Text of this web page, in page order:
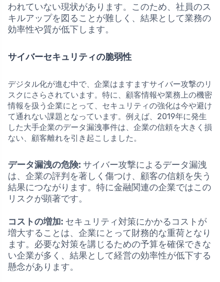
われていない現状があります。このため、社員のス
キルアップを図ることが難しく、結果として業務の
効率性や質が低下します。
サイバーセキュリティの脆弱性
デジタル化が進む中で、企業はますますサイバー攻撃のリ
スクにさらされています。特に、顧客情報や業務上の機密
情報を扱う企業にとって、セキュリティの強化は今や避け
て通れない課題となっています。例えば、2019年に発生
した大手企業のデータ漏洩事件は、企業の信頼を大きく損
ない、顧客離れを引き起こしました。
データ漏洩の危険: サイバー攻撃によるデータ漏洩
は、企業の評判を著しく傷つけ、顧客の信頼を失う
結果につながります。特に金融関連の企業ではこの
リスクが顕著です。
コストの増加: セキュリティ対策にかかるコストが
増大することは、企業にとって財務的な重荷となり
ます。必要な対策を講じるための予算を確保できな
い企業が多く、結果として経営の効率性が低下する
懸念があります。